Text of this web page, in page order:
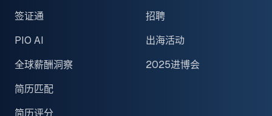
签证通
PIO AI
全球薪酬洞察
简历匹配
简历评分
招聘
出海活动
2025进博会